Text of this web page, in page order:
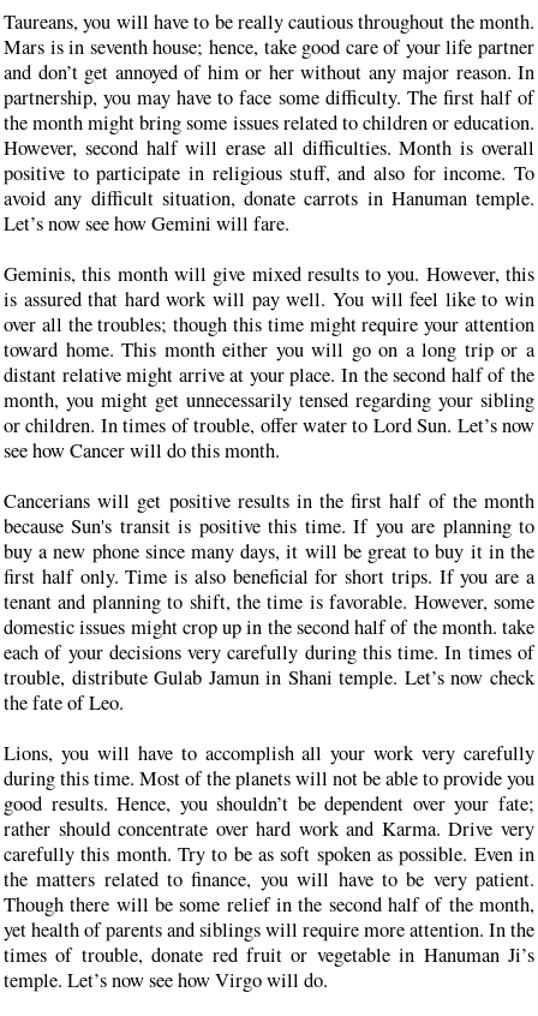
Taureans, you will have to be really cautious throughout the month.
Mars is in seventh house; hence, take good care of your life partner
and don’t get annoyed of him or her without any major reason. In
partnership, you may have to face some difficulty. The first half of
the month might bring some issues related to children or education.
However, second half will erase all difficulties. Month is overall
positive to participate in religious stuff, and also for income. To
avoid any difficult situation, donate carrots in Hanuman temple.
Let’s now see how Gemini will fare.
Geminis, this month will give mixed results to you. However, this
is assured that hard work will pay well. You will feel like to win
over all the troubles; though this time might require your attention
toward home. This month either you will go on a long trip or a
distant relative might arrive at your place. In the second half of the
month, you might get unnecessarily tensed regarding your sibling
or children. In times of trouble, offer water to Lord Sun. Let’s now
see how Cancer will do this month.
Cancerians will get positive results in the first half of the month
because Sun's transit is positive this time. If you are planning to
buy a new phone since many days, it will be great to buy it in the
first half only. Time is also beneficial for short trips. If you are a
tenant and planning to shift, the time is favorable. However, some
domestic issues might crop up in the second half of the month. take
each of your decisions very carefully during this time. In times of
trouble, distribute Gulab Jamun in Shani temple. Let’s now check
the fate of Leo.
Lions, you will have to accomplish all your work very carefully
during this time. Most of the planets will not be able to provide you
good results. Hence, you shouldn’t be dependent over your fate;
rather should concentrate over hard work and Karma. Drive very
carefully this month. Try to be as soft spoken as possible. Even in
the matters related to finance, you will have to be very patient.
Though there will be some relief in the second half of the month,
yet health of parents and siblings will require more attention. In the
times of trouble, donate red fruit or vegetable in Hanuman Ji’s
temple. Let’s now see how Virgo will do.